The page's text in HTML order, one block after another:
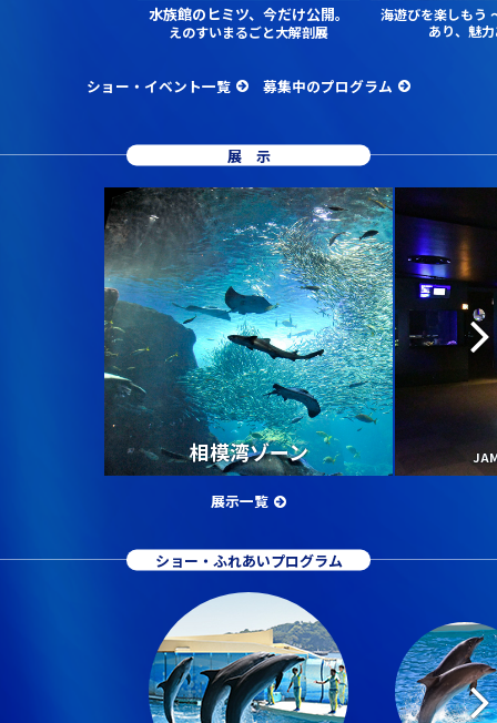
水族館のヒミツ、今だけ公開。
えのすいまるごと大解剖展
海遊びを楽しもう
あり、魅
ショー・イベント一覧 募集中のプログラム
展示
相模湾ゾーン
展示一覧
ショー・ふれあいプログラム